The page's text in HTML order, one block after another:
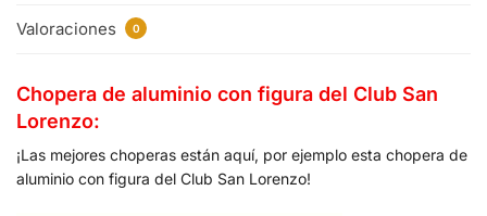
Valoraciones 0
Chopera de aluminio con figura del Club San
Lorenzo:
¡Las mejores choperas están aquí, por ejemplo esta chopera de
aluminio con figura del Club San Lorenzo!